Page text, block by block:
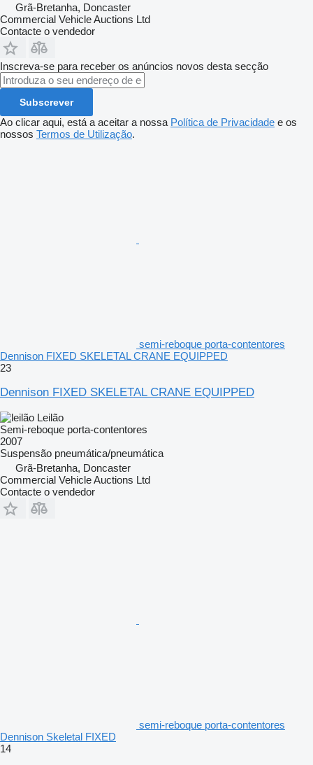
Grã-Bretanha, Doncaster
Commercial Vehicle Auctions Ltd
Contacte o vendedor
Inscreva-se para receber os anúncios novos desta secção
Subscrever
Ao clicar aqui, está a aceitar a nossa Política de Privacidade e os
nossos Termos de Utilização.
semi-reboque porta-contentores
Dennison FIXED SKELETAL CRANE EQUIPPED
23
Dennison FIXED SKELETAL CRANE EQUIPPED
Leilão
Semi-reboque porta-contentores
2007
Suspensão pneumática/pneumática
Grã-Bretanha, Doncaster
Commercial Vehicle Auctions Ltd
Contacte o vendedor
semi-reboque porta-contentores
Dennison Skeletal FIXED
14